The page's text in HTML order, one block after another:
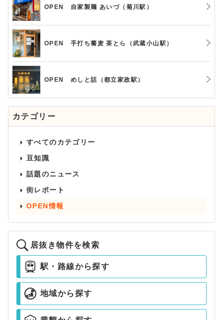
OPEN 自家製麺 あいづ（菊川駅）
OPEN 手打ち蕎麦 茶とら（武蔵小山駅）
OPEN めしと話（都立家政駅）
カテゴリー
すべてのカテゴリー
豆知識
話題のニュース
街レポート
OPEN情報
居抜き物件を検索
駅・路線から探す
地域から探す